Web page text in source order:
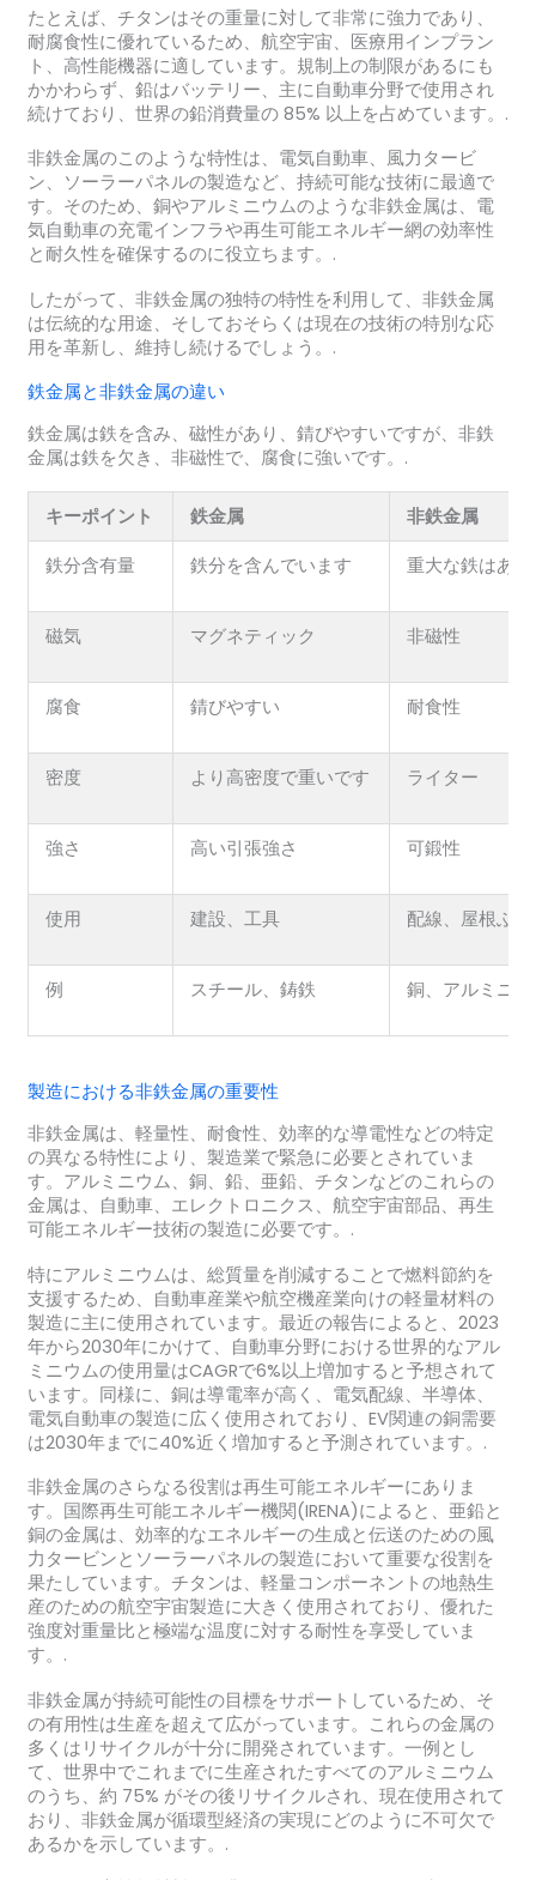
たとえば、チタンはその重量に対して非常に強力であり、
耐腐食性に優れているため、航空宇宙、医療用インプラン
ト、高性能機器に適しています。規制上の制限があるにも
かかわらず、鉛はバッテリー、主に自動車分野で使用され
続けており、世界の鉛消費量の 85% 以上を占めています。.
非鉄金属のこのような特性は、電気自動車、風力タービ
ン、ソーラーパネルの製造など、持続可能な技術に最適で
す。そのため、銅やアルミニウムのような非鉄金属は、電
気自動車の充電インフラや再生可能エネルギー網の効率性
と耐久性を確保するのに役立ちます。.
したがって、非鉄金属の独特の特性を利用して、非鉄金属
は伝統的な用途、そしておそらくは現在の技術の特別な応
用を革新し、維持し続けるでしょう。.
鉄金属と非鉄金属の違い
鉄金属は鉄を含み、磁性があり、錆びやすいですが、非鉄
金属は鉄を欠き、非磁性で、腐食に強いです。.
キーポイント 鉄金属 非鉄金属
鉄分含有量 鉄分を含んでいます 重大な鉄はあ
磁気 マグネティック 非磁性
腐食 錆びやすい 耐食性
密度 より高密度で重いです ライター
強さ 高い引張強さ 可鍛性
使用 建設、工具 配線、屋根ふき
例 スチール、鋳鉄 銅、アルミニ
製造における非鉄金属の重要性
非鉄金属は、軽量性、耐食性、効率的な導電性などの特定
の異なる特性により、製造業で緊急に必要とされていま
す。アルミニウム、銅、鉛、亜鉛、チタンなどのこれらの
金属は、自動車、エレクトロニクス、航空宇宙部品、再生
可能エネルギー技術の製造に必要です。.
特にアルミニウムは、総質量を削減することで燃料節約を
支援するため、自動車産業や航空機産業向けの軽量材料の
製造に主に使用されています。最近の報告によると、2023
年から2030年にかけて、自動車分野における世界的なアル
ミニウムの使用量はCAGRで6%以上増加すると予想されて
います。同様に、銅は導電率が高く、電気配線、半導体、
電気自動車の製造に広く使用されており、EV関連の銅需要
は2030年までに40%近く増加すると予測されています。.
非鉄金属のさらなる役割は再生可能エネルギーにありま
す。国際再生可能エネルギー機関(IRENA)によると、亜鉛と
銅の金属は、効率的なエネルギーの生成と伝送のための風
力タービンとソーラーパネルの製造において重要な役割を
果たしています。チタンは、軽量コンポーネントの地熱生
産のための航空宇宙製造に大きく使用されており、優れた
強度対重量比と極端な温度に対する耐性を享受していま
す。.
非鉄金属が持続可能性の目標をサポートしているため、そ
の有用性は生産を超えて広がっています。これらの金属の
多くはリサイクルが十分に開発されています。一例とし
て、世界中でこれまでに生産されたすべてのアルミニウム
のうち、約 75% がその後リサイクルされ、現在使用されて
おり、非鉄金属が循環型経済の実現にどのように不可欠で
あるかを示しています。.